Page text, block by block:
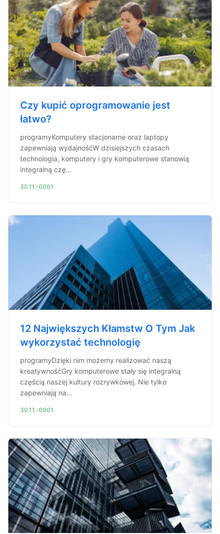
Czy kupić oprogramowanie jest
łatwo?
programyKomputery stacjonarne oraz laptopy
zapewniają wydajnośćW dzisiejszych czasach
technologia, komputery i gry komputerowe stanowią
integralną czę...
30.11.-0001
12 Największych Kłamstw O Tym Jak
wykorzystać technologię
programyDzięki nim możemy realizować naszą
kreatywnośćGry komputerowe stały się integralną
częścią naszej kultury rozrywkowej. Nie tylko
zapewniają na...
30.11.-0001